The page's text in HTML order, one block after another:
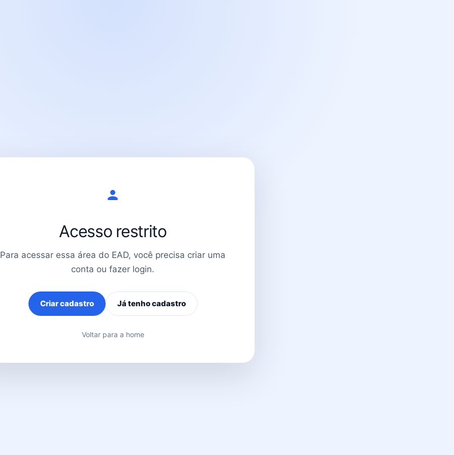
Acesso restrito
Para acessar essa área do EAD, você precisa criar uma
conta ou fazer login.
Criar cadastro Já tenho cadastro
Voltar para a home